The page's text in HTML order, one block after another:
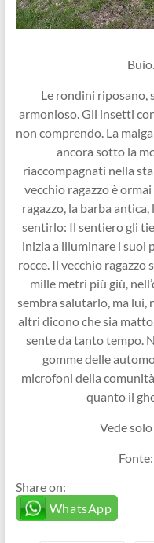
Le rondini riposano,
armonioso. Gli insetti
non comprendo. La
ancora sotto la
riaccompagnati nella
vecchio ragazzo è
ragazzo, la barba
sentirlo: Il sentiero gli
inizia a illuminare i suoi
rocce. Il vecchio ragazzo
mille metri più giù,
sembra salutarlo, ma lui,
altri dicono che sia
sente da tanto tempo.
gomme delle
microfoni della
quanto il
Vede
Fonte:
Share on:
WhatsApp